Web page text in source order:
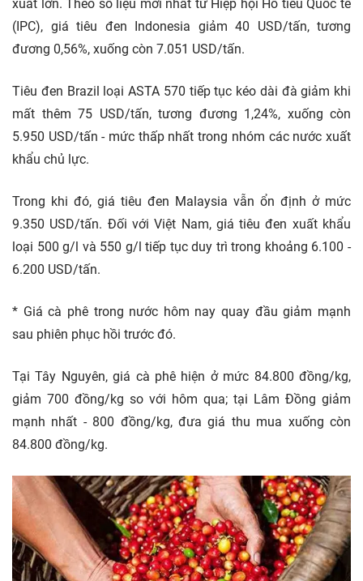
xuất lớn. Theo số liệu mới nhất từ Hiệp hội Hồ tiêu Quốc tế
(IPC), giá tiêu đen Indonesia giảm 40 USD/tấn, tương
đương 0,56%, xuống còn 7.051 USD/tấn.
Tiêu đen Brazil loại ASTA 570 tiếp tục kéo dài đà giảm khi
mất thêm 75 USD/tấn, tương đương 1,24%, xuống còn
5.950 USD/tấn - mức thấp nhất trong nhóm các nước xuất
khẩu chủ lực.
Trong khi đó, giá tiêu đen Malaysia vẫn ổn định ở mức
9.350 USD/tấn. Đối với Việt Nam, giá tiêu đen xuất khẩu
loại 500 g/l và 550 g/l tiếp tục duy trì trong khoảng 6.100 -
6.200 USD/tấn.
* Giá cà phê trong nước hôm nay quay đầu giảm mạnh
sau phiên phục hồi trước đó.
Tại Tây Nguyên, giá cà phê hiện ở mức 84.800 đồng/kg,
giảm 700 đồng/kg so với hôm qua; tại Lâm Đồng giảm
mạnh nhất - 800 đồng/kg, đưa giá thu mua xuống còn
84.800 đồng/kg.